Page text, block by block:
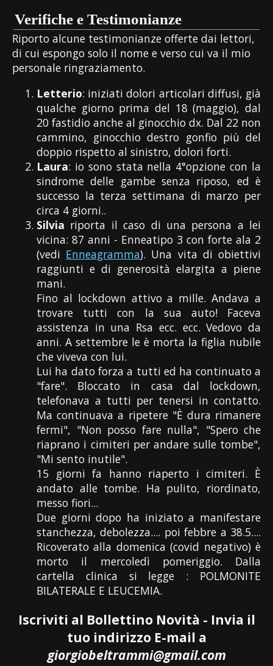
Verifiche e Testimonianze
Riporto alcune testimonianze offerte dai lettori,
di cui espongo solo il nome e verso cui va il mio
personale ringraziamento.
Letterio: iniziati dolori articolari diffusi, già
qualche giorno prima del 18 (maggio), dal
20 fastidio anche al ginocchio dx. Dal 22 non
cammino, ginocchio destro gonfio più del
doppio rispetto al sinistro, dolori forti.
Laura: io sono stata nella 4°opzione con la
sindrome delle gambe senza riposo, ed è
successo la terza settimana di marzo per
circa 4 giorni..
Silvia riporta il caso di una persona a lei
vicina: 87 anni - Enneatipo 3 con forte ala 2
(vedi Enneagramma). Una vita di obiettivi
raggiunti e di generosità elargita a piene
mani.
Fino al lockdown attivo a mille. Andava a
trovare tutti con la sua auto! Faceva
assistenza in una Rsa ecc. ecc. Vedovo da
anni. A settembre le è morta la figlia nubile
che viveva con lui.
Lui ha dato forza a tutti ed ha continuato a
"fare". Bloccato in casa dal lockdown,
telefonava a tutti per tenersi in contatto.
Ma continuava a ripetere "È dura rimanere
fermi", "Non posso fare nulla", "Spero che
riaprano i cimiteri per andare sulle tombe",
"Mi sento inutile".
15 giorni fa hanno riaperto i cimiteri. È
andato alle tombe. Ha pulito, riordinato,
messo fiori...
Due giorni dopo ha iniziato a manifestare
stanchezza, debolezza.... poi febbre a 38.5....
Ricoverato alla domenica (covid negativo) è
morto il mercoledì pomeriggio. Dalla
cartella clinica si legge : POLMONITE
BILATERALE E LEUCEMIA.
Iscriviti al Bollettino Novità - Invia il
tuo indirizzo E-mail a
giorgiobeltrammi@gmail.com